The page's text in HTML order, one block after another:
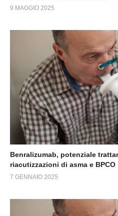
9 MAGGIO 2025
Benralizumab, potenziale
riacutizzazioni di asma e BPCO
7 GENNAIO 2025